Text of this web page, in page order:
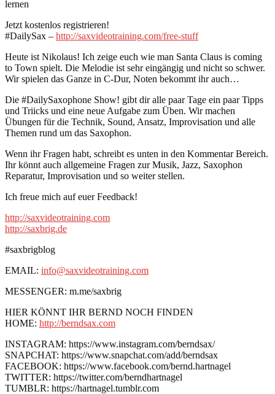
lernen
Jetzt kostenlos registrieren!
#DailySax – http://saxvideotraining.com/free-stuff
Heute ist Nikolaus! Ich zeige euch wie man Santa Claus is coming
to Town spielt. Die Melodie ist sehr eingängig und nicht so schwer.
Wir spielen das Ganze in C-Dur, Noten bekommt ihr auch…
Die #DailySaxophone Show! gibt dir alle paar Tage ein paar Tipps
und Triicks und eine neue Aufgabe zum Üben. Wir machen
Übungen für die Technik, Sound, Ansatz, Improvisation und alle
Themen rund um das Saxophon.
Wenn ihr Fragen habt, schreibt es unten in den Kommentar Bereich.
Ihr könnt auch allgemeine Fragen zur Musik, Jazz, Saxophon
Reparatur, Improvisation und so weiter stellen.
Ich freue mich auf euer Feedback!
http://saxvideotraining.com
http://saxbrig.de
#saxbrigblog
EMAIL: info@saxvideotraining.com
MESSENGER: m.me/saxbrig
HIER KÖNNT IHR BERND NOCH FINDEN
HOME: http://berndsax.com
INSTAGRAM: https://www.instagram.com/berndsax/
SNAPCHAT: https://www.snapchat.com/add/berndsax
FACEBOOK: https://www.facebook.com/bernd.hartnagel
TWITTER: https://twitter.com/berndhartnagel
TUMBLR: https://hartnagel.tumblr.com